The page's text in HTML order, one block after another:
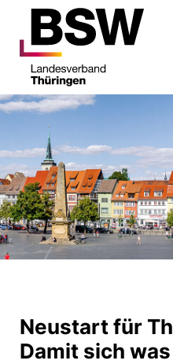
Neustart für
Damit sich